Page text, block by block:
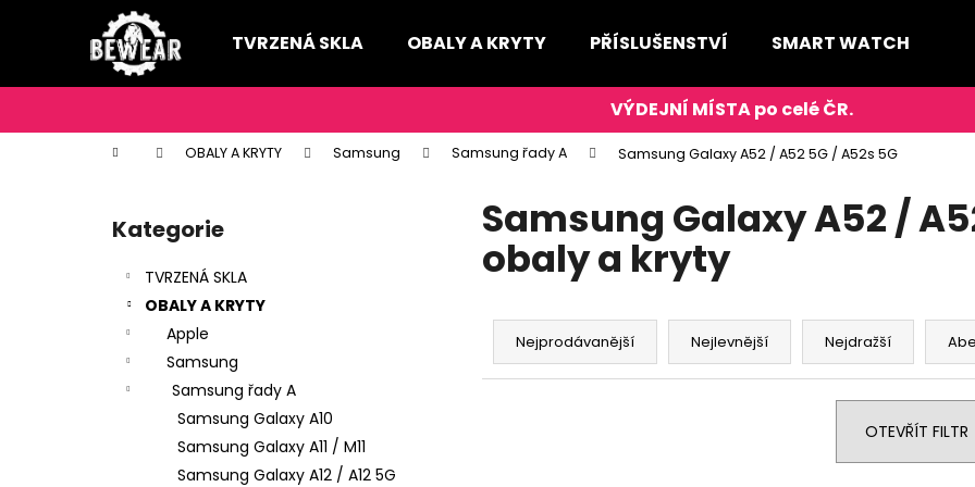
TVRZENÁ SKLA OBALY A KRYTY PŘÍSLUŠENSTVÍ SMART WATCH
Domů OBALY A KRYTY Samsung Samsung řady A Samsung Galaxy A52 / A52 5G / A52s 5G
Přeskočit
kategorie
Kategorie
TVRZENÁ SKLA
OBALY A KRYTY
Apple
Samsung
Samsung řady A
Samsung Galaxy A10
Samsung Galaxy A11 / M11
Samsung Galaxy A12 / A12 5G
Samsung Galaxy A52 /
obaly a kryty
Ř
z
Nejprodávanější Nejlevnější Nejdražší
OTEVŘÍT FILTR
í
k
Zpět
do
Zpět
do
Co potřebujete najít?
HLEDAT